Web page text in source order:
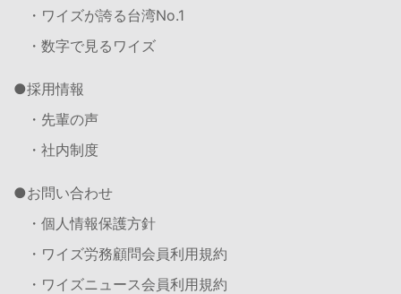
・ワイズが誇る台湾No.1
・数字で見るワイズ
採用情報
・先輩の声
・社内制度
お問い合わせ
・個人情報保護方針
・ワイズ労務顧問会員利用規約
・ワイズニュース会員利用規約